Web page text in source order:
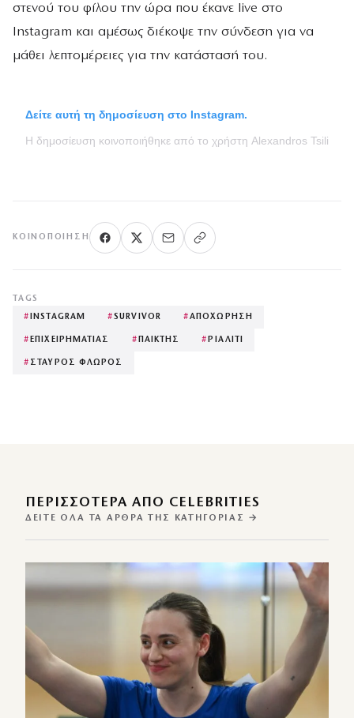
στενού του φίλου την ώρα που έκανε live στο
Instagram και αμέσως διέκοψε την σύνδεση για να
μάθει λεπτομέρειες για την κατάστασή του.
Δείτε αυτή τη δημοσίευση στο Instagram.
Η δημοσίευση κοινοποιήθηκε από το χρήστη Alexandros
ΚΟΙΝΟΠΟΊΗΣΗ
TAGS
# INSTAGRAM #SURVIVOR #ΑΠΟΧΩΡΗΣΗ
# ΕΠΙΧΕΙΡΗΜΑΤΙΑΣ # ΠΑΙΚΤΗΣ # ΡΙΑΛΙΤΙ
# ΣΤΑΥΡΟΣ ΦΛΩΡΟΣ
ΠΕΡΙΣΣΌΤΕΡΑ ΑΠΌ CELEBRITIES
ΔΕΊΤΕ ΌΛΑ ΤΑ ΆΡΘΡΑ ΤΗΣ ΚΑΤΗΓΟΡΊΑΣ →